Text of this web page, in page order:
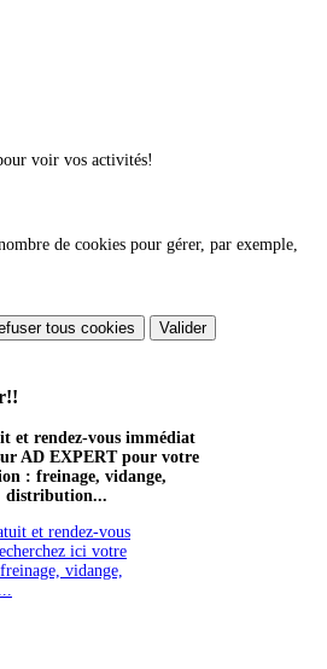
voir vos activités!
de cookies pour gérer, par exemple,
tous cookies Valider
et rendez-vous immédiat
AD EXPERT pour votre
: freinage, vidange,
distribution...